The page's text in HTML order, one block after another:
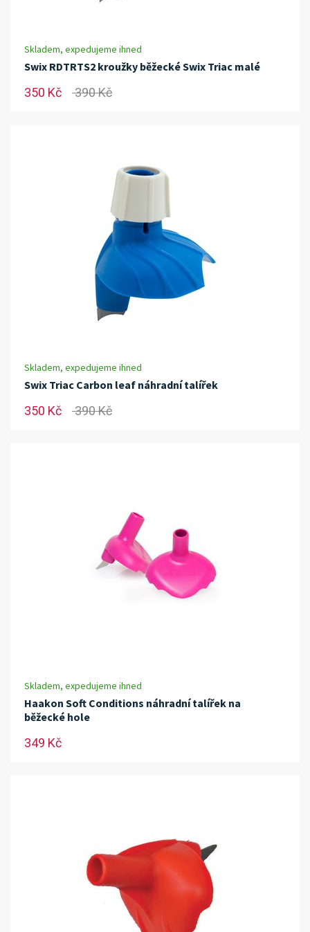
Skladem, expedujeme ihned
Swix RDTRTS2 kroužky běžecké Swix Triac malé
350 Kč 390 Kč
Skladem, expedujeme ihned
Swix Triac Carbon leaf náhradní talířek
350 Kč 390 Kč
Skladem, expedujeme ihned
Haakon Soft Conditions náhradní talířek na
běžecké hole
349 Kč